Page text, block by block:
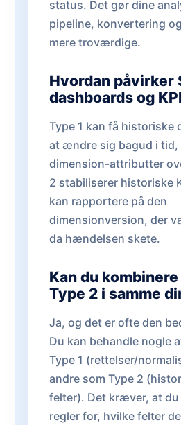
status. Det gør dine
pipeline, konvertering
mere troværdige.
Hvordan påvirker
dashboards og
Type 1 kan få historiske
at ændre sig bagud i tid,
dimension-attributter
2 stabiliserer historiske
kan rapportere på den
dimensionversion, der
da hændelsen skete.
Kan du kombinere
Type 2 i samme
Ja, og det er ofte den
Du kan behandle nogle
Type 1 (rettelser/
andre som Type 2
felter). Det kræver, at
regler for, hvilke felter